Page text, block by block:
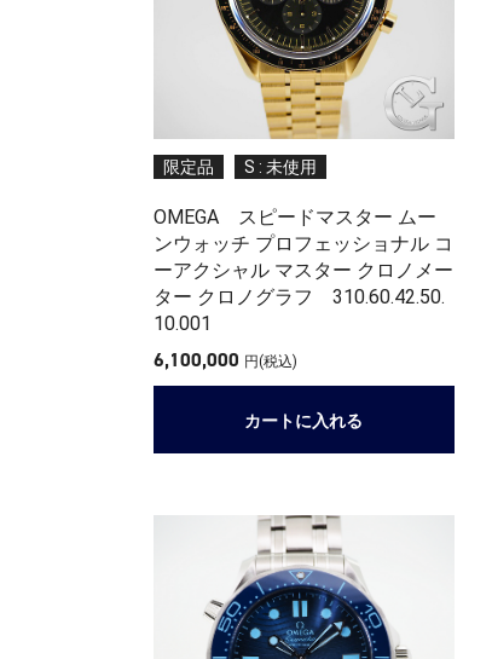
限定品 S : 未使用
OMEGA スピードマスター ムー
ンウォッチ プロフェッショナル コ
ーアクシャル マスター クロノメー
ター クロノグラフ 310.60.42.50.
10.001
6,100,000 円(税込)
カートに入れる